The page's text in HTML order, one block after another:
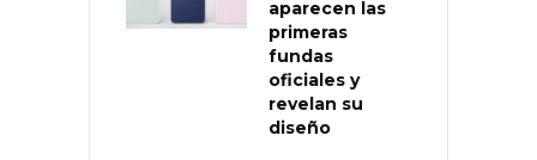
aparecen las
primeras
fundas
oficiales y
revelan su
diseño